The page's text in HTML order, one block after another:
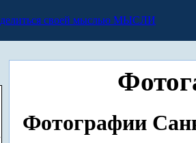
МЫСЛИ
Фотографии